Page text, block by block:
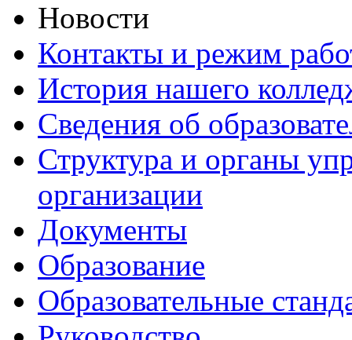
Новости
Контакты и режим
История нашего
Сведения об
Структура и органы
организации
Документы
Образование
Образовательные